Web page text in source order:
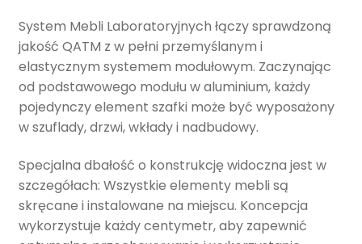
System Mebli Laboratoryjnych łączy sprawdzoną
jakość QATM z w pełni przemyślanym i
elastycznym systemem modułowym. Zaczynając
od podstawowego modułu w aluminium, każdy
pojedynczy element szafki może być wyposażony
w szuflady, drzwi, wkłady i nadbudowy.
Specjalna dbałość o konstrukcję widoczna jest w
szczegółach: Wszystkie elementy mebli są
skręcane i instalowane na miejscu. Koncepcja
wykorzystuje każdy centymetr, aby zapewnić